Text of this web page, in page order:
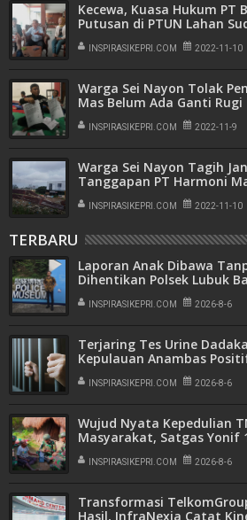
Kecewa, Kuasa Hukum PT
Putusan di PTUN Lahan
INSPIRASIKEPRI.COM 2022-11-10
Warga Sei Nayon Tolak
Mas Belum Ada Ganti Rugi
INSPIRASIKEPRI.COM 2022-11-9
Warga Sei Nayon Tagih
Tanggapan PT Harmoni
INSPIRASIKEPRI.COM 2022-11-10
TERBARU
Laporan Anak Dibawa
Dihentikan Polsek Lubuk
Hak Asuh
INSPIRASIKEPRI.COM 2026-8-6
Terjaring Tes Urine
Kepulauan Anambas
INSPIRASIKEPRI.COM 2026-8-6
Wujud Nyata Kepedulian
Masyarakat, Satgas Yonif
Pengobatan Keliling di
INSPIRASIKEPRI.COM 2026-8-6
Transformasi
Hasil, InfraNexia Catat